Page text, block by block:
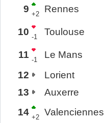
9 +2 Rennes
10 -1 Toulouse
11 -1 Le Mans
12
Lorient
13
Auxerre
14 +2 Valenciennes